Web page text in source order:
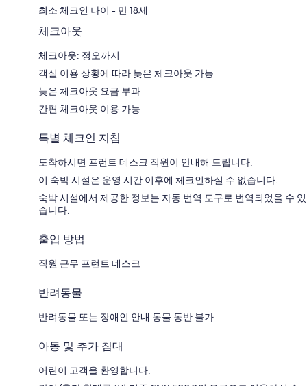
최소 체크인 나이 - 만 18세
체크아웃
체크아웃: 정오까지
객실 이용 상황에 따라 늦은 체크아웃 가능
늦은 체크아웃 요금 부과
간편 체크아웃 이용 가능
특별 체크인 지침
도착하시면 프런트 데스크 직원이 안내해 드립니다.
이 숙박 시설은 운영 시간 이후에 체크인하실 수 없습니다.
숙박 시설에서 제공한 정보는 자동 번역 도구로 번역되었을 수 있
습니다.
출입 방법
직원 근무 프런트 데스크
반려동물
반려동물 또는 장애인 안내 동물 동반 불가
아동 및 추가 침대
어린이 고객을 환영합니다.